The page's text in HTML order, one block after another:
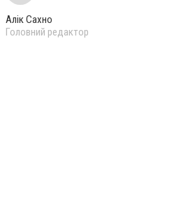
Алік Сахно
Головний редактор